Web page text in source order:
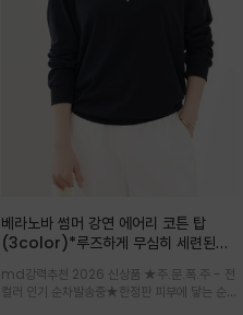
베라노바 썸머 강연 에어리 코튼 탑
(3color)*루즈하게 무심히 세련된핏/
품은 시원함: 우수한 통기성
md강력추천 2026 신상품 ★주.문.폭.주 - 전
컬러 인기 순차발송중★한정판 피부에 닿는 순간